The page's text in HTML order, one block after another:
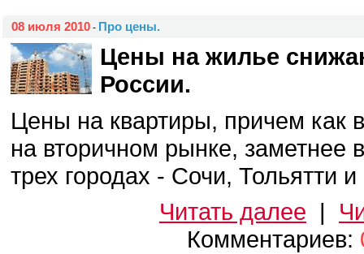
08 июля 2010 - Про цены.
Цены на жилье
России.
Цены на квартиры, причем как
на вторичном рынке, заметнее
трех городах - Сочи, Тольятти
Читать далее |
Комментариев: